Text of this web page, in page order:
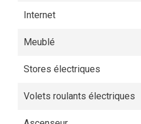
Internet
Meublé
Stores électriques
Volets roulants électriques